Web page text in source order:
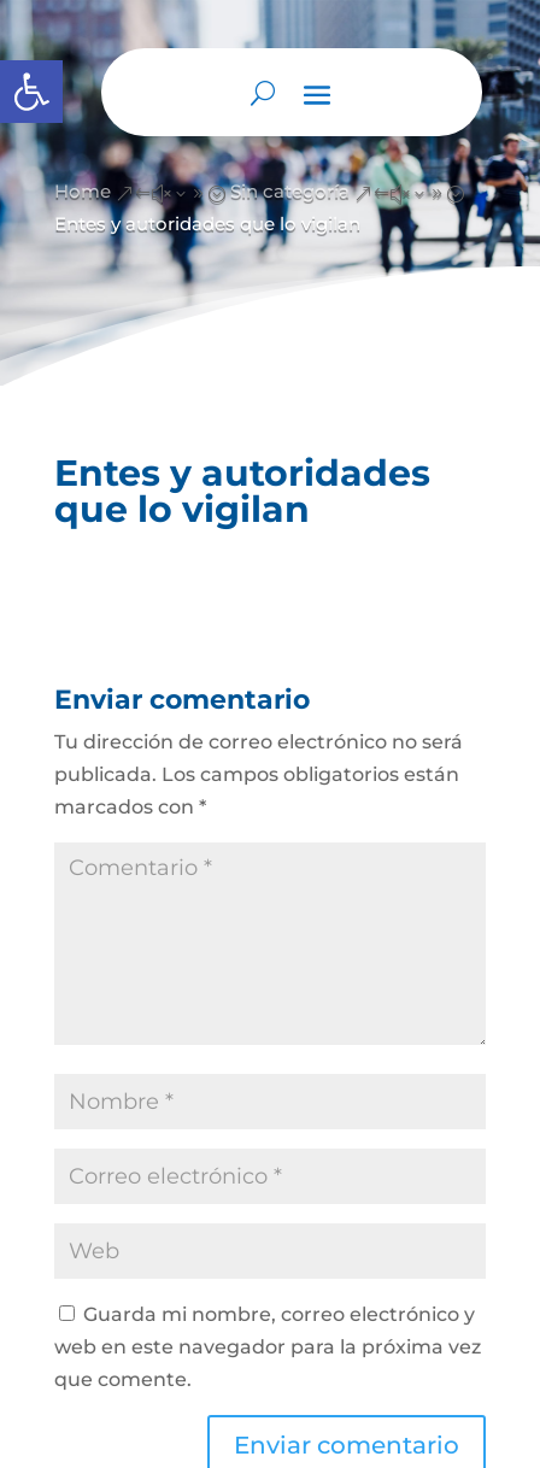
Abrir barra de herramientas
Home &#x39; Sin categoría &#x39;
Entes y autoridades que lo vigilan
Entes y autoridades
que lo vigilan
Enviar comentario
Tu dirección de correo electrónico no será
publicada. Los campos obligatorios están
marcados con *
Guarda mi nombre, correo electrónico y
web en este navegador para la próxima vez
que comente.